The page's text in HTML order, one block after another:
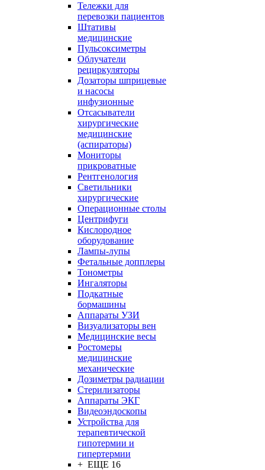
Тележки для
перевозки пациентов
Штативы
медицинские
Пульсоксиметры
Облучатели
рециркуляторы
Дозаторы шприцевые
и насосы
инфузионные
Отсасыватели
хирургические
медицинские
(аспираторы)
Мониторы
прикроватные
Рентгенология
Светильники
хирургические
Операционные столы
Центрифуги
Кислородное
оборудование
Лампы-лупы
Фетальные допплеры
Тонометры
Ингаляторы
Подкатные
бормашины
Аппараты УЗИ
Визуализаторы вен
Медицинские весы
Ростомеры
медицинские
механические
Дозиметры радиации
Стерилизаторы
Аппараты ЭКГ
Видеоэндоскопы
Устройства для
терапевтической
гипотермии и
гипертермии
+ ЕЩЕ 16